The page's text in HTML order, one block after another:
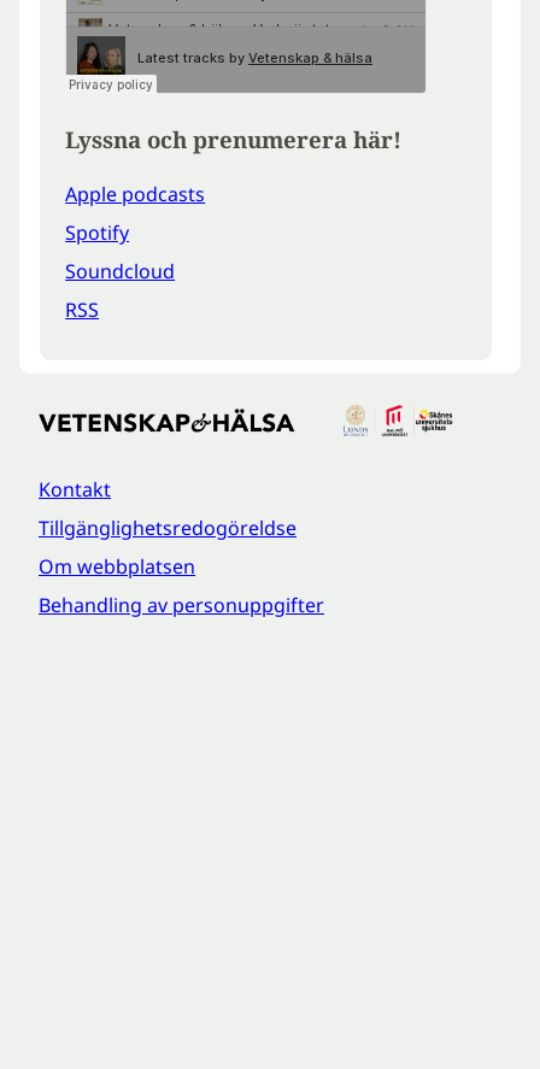
Lyssna och prenumerera här!
Apple podcasts
Spotify
Soundcloud
RSS
Kontakt
Tillgänglighetsredogöreldse
Om webbplatsen
Behandling av personuppgifter